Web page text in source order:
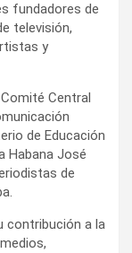
fundadores de
televisión,
y
Central
de Educación
Habana José
de
contribución a la